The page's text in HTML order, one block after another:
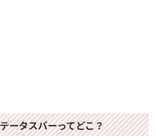
ータスバーってどこ？